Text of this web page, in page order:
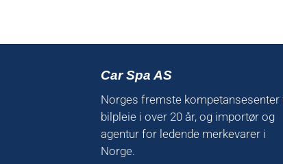
Car Spa AS
Norges fremste kompetansesenter
bilpleie i over 20 år, og importør og
agentur for ledende merkevarer i
Norge.